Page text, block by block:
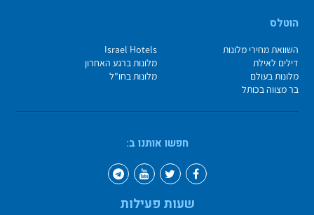
הוטלס
השוואת מחירי מלונות
Israel Hotels
דילים לאילת
מלונות ברגע האחרון
מלונות בעולם
מלונות בחו"ל
בר מצווה בכותל
חפשו אותנו ב:
שעות פעילות